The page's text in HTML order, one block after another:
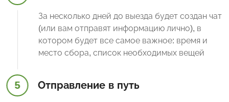
За несколько дней до выезда будет создан чат
(или вам отправят информацию лично), в
котором будет все самое важное: время и
место сбора, список необходимых вещей
5 Отправление в путь